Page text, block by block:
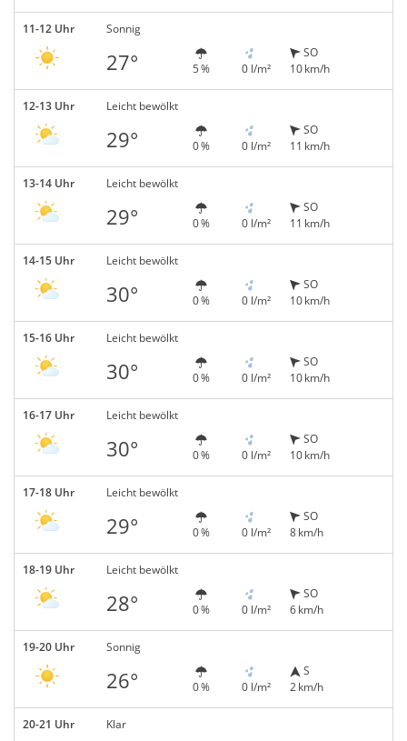
11-12 Uhr Sonnig
27° 5 % 0 l/m²
SO
10 km/h
12-13 Uhr Leicht bewölkt
29° 0 % 0 l/m²
SO
11 km/h
13-14 Uhr Leicht bewölkt
29° 0 % 0 l/m²
SO
11 km/h
14-15 Uhr Leicht bewölkt
30° 0 % 0 l/m²
SO
10 km/h
15-16 Uhr Leicht bewölkt
30° 0 % 0 l/m²
SO
10 km/h
16-17 Uhr Leicht bewölkt
30° 0 % 0 l/m²
SO
10 km/h
17-18 Uhr Leicht bewölkt
29° 0 % 0 l/m²
SO
8 km/h
18-19 Uhr Leicht bewölkt
28° 0 % 0 l/m²
SO
6 km/h
19-20 Uhr Sonnig
26° 0 % 0 l/m²
S
2 km/h
20-21 Uhr
Klar